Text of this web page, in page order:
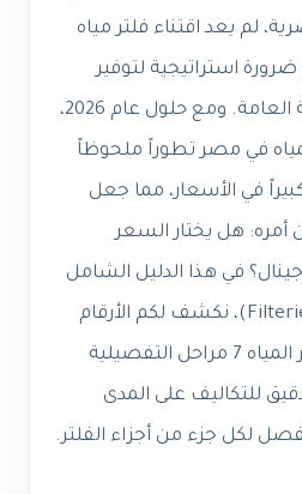
لم يعد اقتناء فلتر مياه
استراتيجية لتوفير
النفقات وحماية الصحة العامة. ومع حلول عام 2026،
في مصر تطوراً ملحوظاً
في الأسعار، مما جعل
هل يختار السعر
في هذا الدليل الشامل
والموسع من فلتري (Filterie)، نكشف لكم الأرقام
الحقيقية و اسعار فلاتر المياه 7 مراحل التفصيلية
دقيق للتكاليف على المدى
لكل جزء من أجزاء الفلتر.